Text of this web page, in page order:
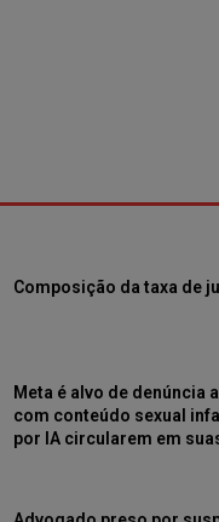
Composição da taxa de
Meta é alvo de denúncia
com conteúdo sexual
por IA circularem em